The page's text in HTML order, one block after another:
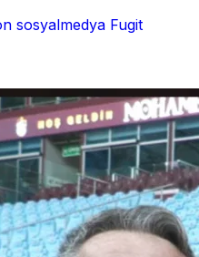
sosyalmedya Fugit